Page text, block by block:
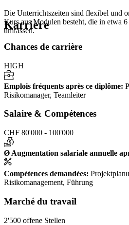
Die Unterrichtszeiten sind flexibel und
Kurs aus Modulen besteht, die in etwa
umfassen.
Karriere
Chances de carrière
HIGH
Emplois fréquents après ce diplôme:
Risikomanager, Teamleiter
Salaire & Compétences
CHF 80'000 - 100'000
Ø Augmentation salariale annuelle
Compétences demandées:
Risikomanagement, Führung
Marché du travail
2'500 offene Stellen